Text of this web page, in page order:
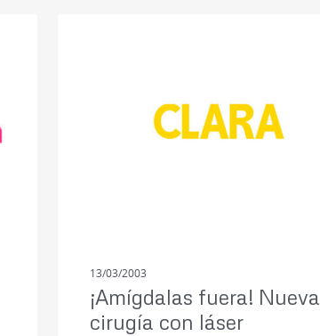
13/03/2003
¡Amígdalas fuera! Nueva
cirugía con láser